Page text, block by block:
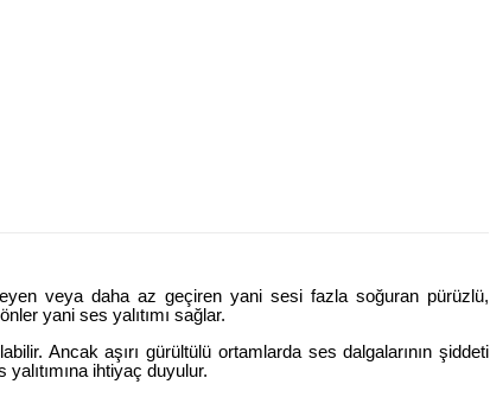
veya daha az geçiren yani sesi fazla soğuran pürüzlü,
yani ses yalıtımı sağlar.
Ancak aşırı gürültülü ortamlarda ses dalgalarının şiddeti
ihtiyaç duyulur.